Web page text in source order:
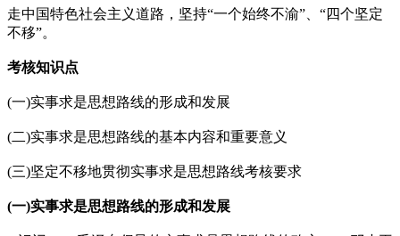
走中国特色社会主义道路，坚持“一个始终不渝”、“四个坚定
不移”。
考核知识点
(一)实事求是思想路线的形成和发展
(二)实事求是思想路线的基本内容和重要意义
(三)坚定不移地贯彻实事求是思想路线考核要求
(一)实事求是思想路线的形成和发展